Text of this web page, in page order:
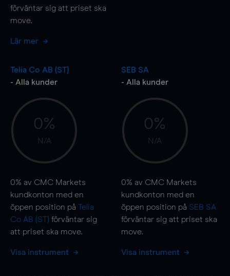
förväntar sig att priset ska
move.
Lär mer
Telia Co AB (ST)
- Alla kunder
0%
N/A
0% av CMC Markets
kundkonton med en
öppen position på Telia
Co AB (ST) förväntar sig
att priset ska move.
Visa instrument
SEB SA
- Alla kunder
0%
N/A
0% av CMC Markets
kundkonton med en
öppen position på SEB SA
förväntar sig att priset ska
move.
Visa instrument